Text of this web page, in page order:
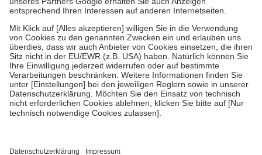
Um das Engagement der Versicherten für ihre eigene Gesundheit zu
stärken und die besondere Stellung der Familie zu unterstützen,
fallenkeine Zuzahlungenan bei:
• Kindern und Jugendlichen bis zum vollendeten 18. Lebensjahr
mit Ausnahme der Fahrkosten
• Untersuchungen zur Vorsorge und Früherkennung, die von der
GKV getragen werden
• empfohlenen Schutzimpfungen
• Harn- und Blutteststreifen
getroffen, um sicherzustellen, dass es sich um echte Bewertungen